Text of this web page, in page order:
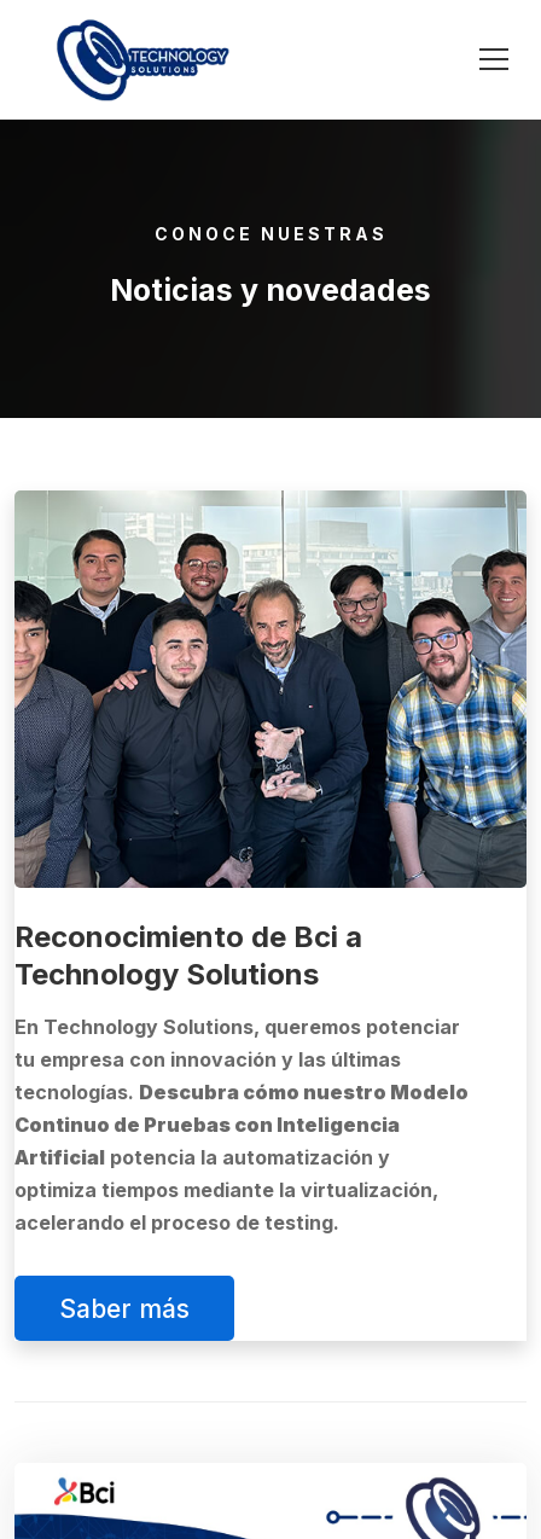
CONOCE NUESTRAS
Noticias y novedades
Reconocimiento de Bci a
Technology Solutions
En Technology Solutions, queremos potenciar
tu empresa con innovación y las últimas
tecnologías. Descubra cómo nuestro Modelo
Continuo de Pruebas con Inteligencia
Artificial potencia la automatización y
optimiza tiempos mediante la virtualización,
acelerando el proceso de testing.
Saber más